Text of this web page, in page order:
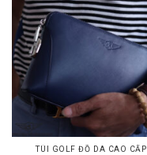
TÚI GOLF ĐỒ DA CAO CẤP